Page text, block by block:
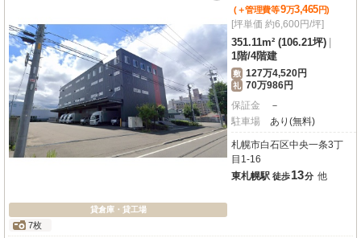
貸倉庫・貸工場
7枚
(＋管理費等9万3,465円)
[坪単価 約6,600円/坪]
351.11m² (106.21坪)
1階/4階建
敷 127万4,520円
礼 70万986円
保証金
－
駐車場
あり(無料)
札幌市白石区中央一条3丁
目1-16
東札幌駅 徒歩13分 他